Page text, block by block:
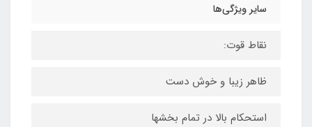
سایر ویژگی‌ها
نقاط قوت:
ظاهر زیبا و خوش دست
استحکام بالا در تمام بخشها